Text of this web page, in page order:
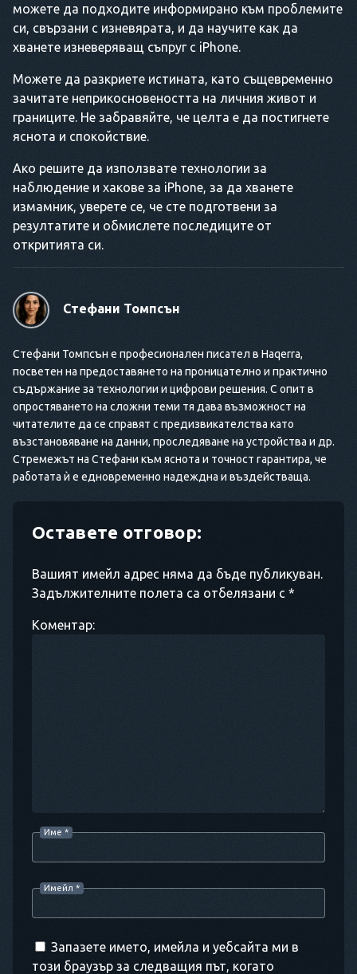
можете да подходите информирано към проблемите
си, свързани с изневярата, и да научите как да
хванете изневеряващ съпруг с iPhone.
Можете да разкриете истината, като същевременно
зачитате неприкосновеността на личния живот и
границите. Не забравяйте, че целта е да постигнете
яснота и спокойствие.
Ако решите да използвате технологии за
наблюдение и хакове за iPhone, за да хванете
измамник, уверете се, че сте подготвени за
резултатите и обмислете последиците от
откритията си.
Стефани Томпсън
Стефани Томпсън е професионален писател в Haqerra,
посветен на предоставянето на проницателно и практично
съдържание за технологии и цифрови решения. С опит в
опростяването на сложни теми тя дава възможност на
читателите да се справят с предизвикателства като
възстановяване на данни, проследяване на устройства и др.
Стремежът на Стефани към яснота и точност гарантира, че
работата ѝ е едновременно надеждна и въздействаща.
Оставете отговор:
Вашият имейл адрес няма да бъде публикуван.
Задължителните полета са отбелязани с *
Коментар:
Име *
Имейл *
Запазете името, имейла и уебсайта ми в
този браузър за следващия път, когато